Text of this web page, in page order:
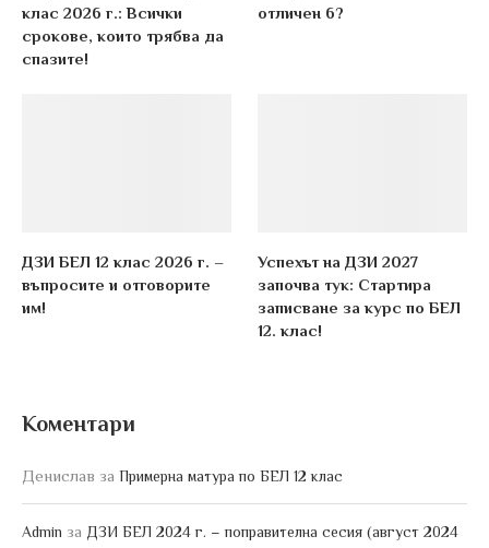
клас 2026 г.: Всички
срокове, които трябва да
спазите!
отличен 6?
ДЗИ БЕЛ 12 клас 2026 г. –
въпросите и отговорите
им!
Успехът на ДЗИ 2027
започва тук: Стартира
записване за курс по БЕЛ
12. клас!
Коментари
Денислав за Примерна матура по БЕЛ 12 клас
Admin за ДЗИ БЕЛ 2024 г. – поправителна сесия (август 2024